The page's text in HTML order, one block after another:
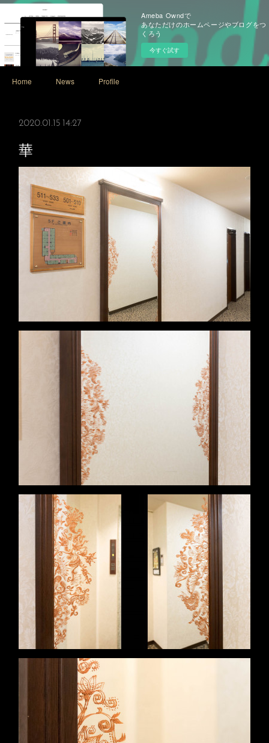
Ameba Owndで
あなただけのホームページやブログをつ
くろう
今すぐ試す
Home News Profile
2020.01.15 14:27
華